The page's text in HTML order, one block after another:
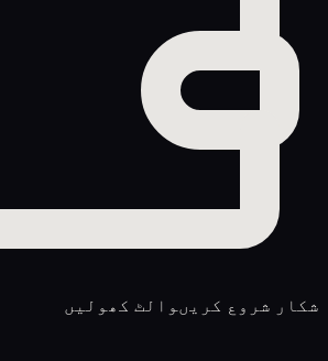
شکار شروع کریںوالٹ کھولیں